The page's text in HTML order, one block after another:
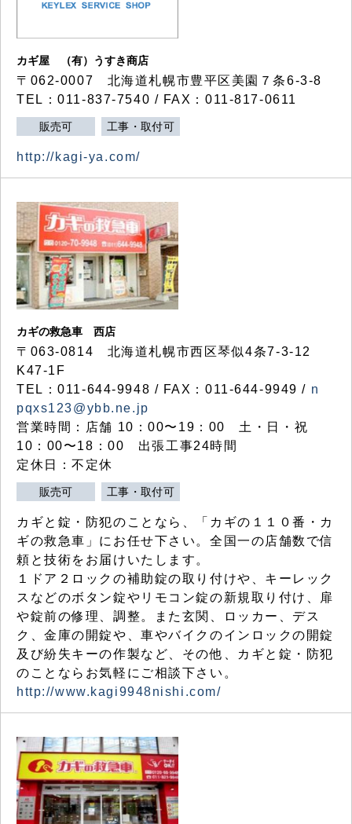
カギ屋 （有）うすき商店
〒062-0007 北海道札幌市豊平区美園７条6-3-8
TEL：011-837-7540 / FAX：011-817-0611
販売可 工事・取付可
http://kagi-ya.com/
カギの救急車 西店
〒063-0814 北海道札幌市西区琴似4条7-3-12
K47-1F
TEL：011-644-9948 / FAX：011-644-9949 / n
pqxs123@ybb.ne.jp
営業時間：店舗 10：00〜19：00 土・日・祝
10：00〜18：00 出張工事24時間
定休日：不定休
販売可 工事・取付可
カギと錠・防犯のことなら、「カギの１１０番・カ
ギの救急車」にお任せ下さい。全国一の店舗数で信
頼と技術をお届けいたします。
１ドア２ロックの補助錠の取り付けや、キーレック
スなどのボタン錠やリモコン錠の新規取り付け、扉
や錠前の修理、調整。また玄関、ロッカー、デス
ク、金庫の開錠や、車やバイクのインロックの開錠
及び紛失キーの作製など、その他、カギと錠・防犯
のことならお気軽にご相談下さい。
http://www.kagi9948nishi.com/